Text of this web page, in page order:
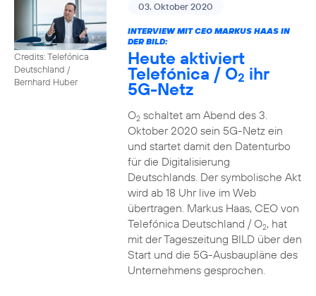
Credits: Telefónica
Deutschland /
Bernhard Huber
03. Oktober 2020
INTERVIEW MIT CEO MARKUS HAAS IN
DER BILD:
Heute aktiviert
Telefónica / O2 ihr
5G-Netz
O2schaltet am Abend des 3.
Oktober 2020 sein 5G-Netz ein
und startet damit den Datenturbo
für die Digitalisierung
Deutschlands. Der symbolische Akt
wird ab 18 Uhr live im Web
übertragen. Markus Haas, CEO von
Telefónica Deutschland / O2, hat
mit der Tageszeitung BILD über den
Start und die 5G-Ausbaupläne des
Unternehmens gesprochen.